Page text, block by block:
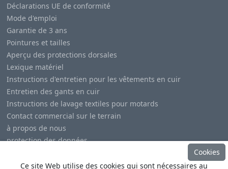
Déclarations UE de conformité
Mode d'emploi
Garantie de 3 ans
Pointures et tailles
Aperçu des protections dorsales
Lexique matériel
Instructions d'entretien pour les vêtements en cuir
Entretien des gants en cuir
Instructions de lavage textiles pour motards
Contact commercial sur le terrain
à propos de nous
protection des données
Cookies
Ce site Web utilise des cookies qui sont nécessaires au